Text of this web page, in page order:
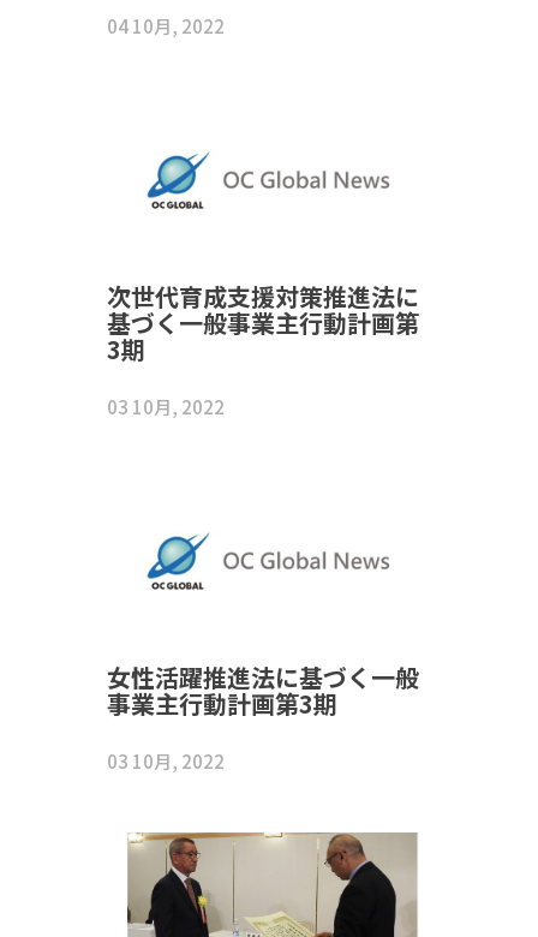
04 10月, 2022
次世代育成支援対策推進法に
基づく一般事業主行動計画第
3期
03 10月, 2022
女性活躍推進法に基づく一般
事業主行動計画第3期
03 10月, 2022